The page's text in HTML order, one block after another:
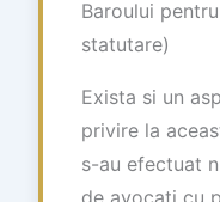
Baroului
statutare)
Exista si un
privire la
s-au efectuat
de avocati cu